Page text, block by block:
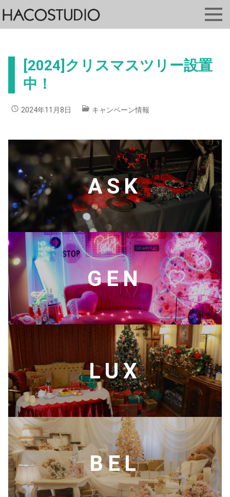
[2024]クリスマスツリー設置
中！
2024年11月8日 キャンペーン情報
ASK
GEN
LUX
BEL